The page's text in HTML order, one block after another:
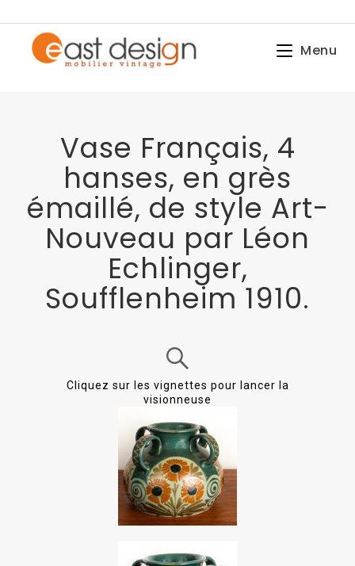
Menu
Vase Français, 4
hanses, en grès
émaillé, de style Art-
Nouveau par Léon
Echlinger,
Soufflenheim 1910.
Cliquez sur les vignettes pour lancer la
visionneuse